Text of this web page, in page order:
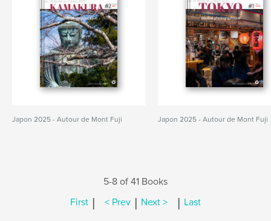
Japon 2025 - Autour de Mont Fuji Japon 2025 - Autour de Mont Fuji
5-8 of 41 Books
First | < Prev | Next > | Last